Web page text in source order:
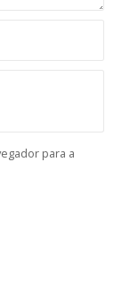
para a